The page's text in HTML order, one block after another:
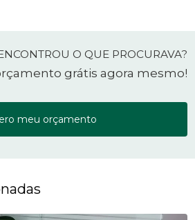
O QUE PROCURAVA?
grátis agora mesmo!
meu orçamento